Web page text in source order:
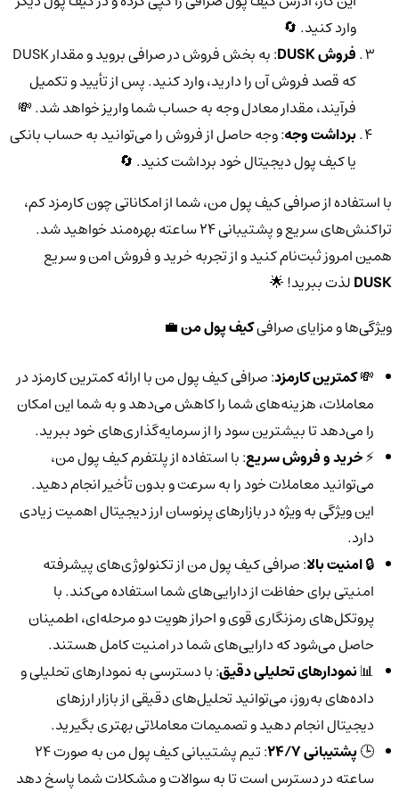
وارد کنید. 🔄
فروش DUSK
: به بخش فروش در صرافی بروید و مقدار DUSK
که قصد فروش آن را دارید، وارد کنید. پس از تأیید و تکمیل
فرآیند، مقدار معادل وجه به حساب شما واریز خواهد شد. 💸
برداشت وجه: وجه حاصل از فروش را می‌توانید به حساب بانکی
یا کیف پول دیجیتال خود برداشت کنید. 🔄
با استفاده از صرافی کیف پول من، شما از امکاناتی چون کارمزد کم،
تراکنش‌های سریع و پشتیبانی 24 ساعته بهره‌مند خواهید شد.
همین امروز ثبت‌نام کنید و از تجربه خرید و فروش امن و سریع
DUSKلذت ببرید! 🌟
ویژگی‌ها و مزایای صرافیکیف پول من💼
💸کمترین کارمزد: صرافی کیف پول من با ارائه کمترین کارمزد در
معاملات، هزینه‌های شما را کاهش می‌دهد و به شما این امکان
را می‌دهد تا بیشترین سود را از سرمایه‌گذاری‌های خود ببرید.
⚡️خرید و فروش سریع: با استفاده از پلتفرم کیف پول من،
می‌توانید معاملات خود را به سرعت و بدون تأخیر انجام دهید.
این ویژگی به ویژه در بازارهای پرنوسان ارز دیجیتال اهمیت زیادی
دارد.
🔒امنیت بالا: صرافی کیف پول من از تکنولوژی‌های پیشرفته
امنیتی برای حفاظت از دارایی‌های شما استفاده می‌کند. با
پروتکل‌های رمزنگاری قوی و احراز هویت دو مرحله‌ای، اطمینان
حاصل می‌شود که دارایی‌های شما در امنیت کامل هستند.
📊نمودارهای تحلیلی دقیق: با دسترسی به نمودارهای تحلیلی و
داده‌های به‌روز، می‌توانید تحلیل‌های دقیقی از بازار ارزهای
دیجیتال انجام دهید و تصمیمات معاملاتی بهتری بگیرید.
🕒پشتیبانی 24/7
: تیم پشتیبانی کیف پول من به صورت 24
ساعته در دسترس است تا به سوالات و مشکلات شما پاسخ دهد